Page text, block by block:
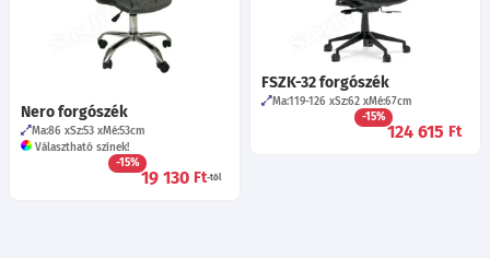
FSZK-32 forgószék
Ma:119-126 Sz:62 Mé:67cm
-15%
124 615 Ft
Nero forgószék
Ma:86 Sz:53 Mé:53cm
Választható színek!
-15%
19 130 Ft-tól